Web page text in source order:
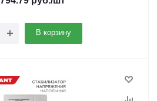
В корзину